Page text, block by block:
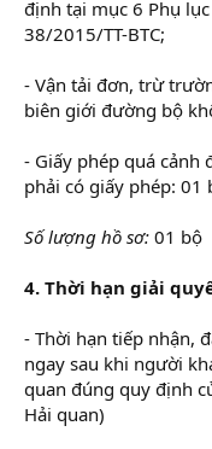
định tại mục 6 Phụ
38/2015/TT-BTC;
- Vận tải đơn, trừ
biên giới đường bộ
- Giấy phép quá cảnh
phải có giấy phép: 01
Số lượng hồ sơ: 01 bộ
4. Thời hạn giải
- Thời hạn tiếp nhận,
ngay sau khi người
quan đúng quy định
Hải quan)